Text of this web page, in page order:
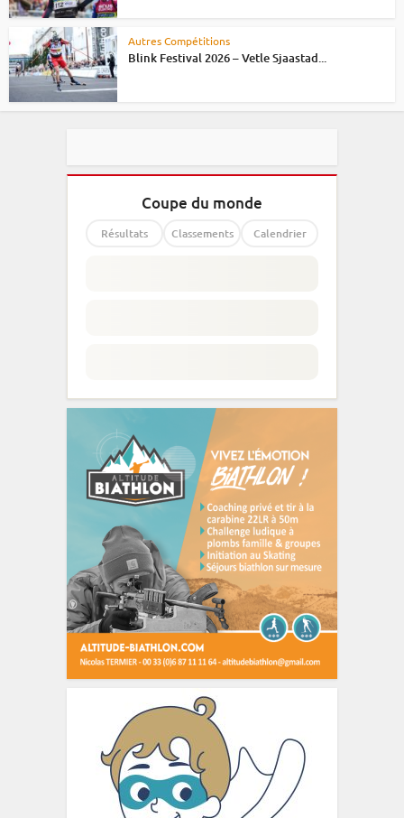
Autres Compétitions
Blink Festival 2026 – Vetle Sjaastad...
Coupe du monde
Résultats Classements Calendrier